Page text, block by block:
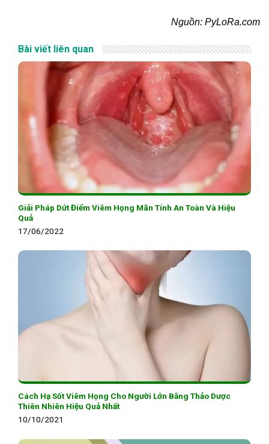
Nguồn: PyLoRa.com
Bài viết liên quan
Giải Pháp Dứt Điểm Viêm Họng Mãn Tính An Toàn Và Hiệu
Quả
17/06/2022
Cách Hạ Sốt Viêm Họng Cho Người Lớn Bằng Thảo Dược
Thiên Nhiên Hiệu Quả Nhất
10/10/2021